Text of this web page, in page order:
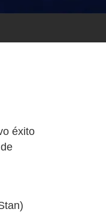
éxito